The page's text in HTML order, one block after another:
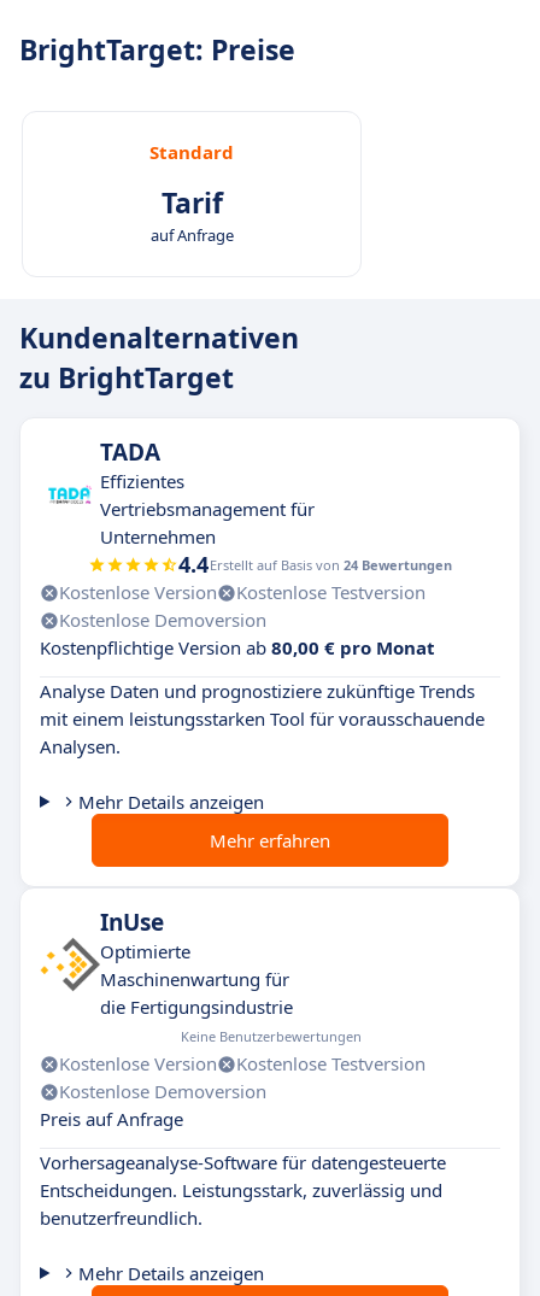
BrightTarget: Preise
Standard
Tarif
auf Anfrage
Kundenalternativen
zu BrightTarget
TADA
Effizientes
Vertriebsmanagement für
Unternehmen
4.4Erstellt auf Basis von 24 Bewertungen
Kostenlose Version
Kostenlose Testversion
Kostenlose Demoversion
Kostenpflichtige Version ab 80,00 € pro Monat
Analyse Daten und prognostiziere zukünftige Trends
mit einem leistungsstarken Tool für vorausschauende
Analysen.
Mehr Details anzeigen
Mehr erfahren
InUse
Optimierte
Maschinenwartung für
die Fertigungsindustrie
Keine Benutzerbewertungen
Kostenlose Version
Kostenlose Testversion
Kostenlose Demoversion
Preis auf Anfrage
Vorhersageanalyse-Software für datengesteuerte
Entscheidungen. Leistungsstark, zuverlässig und
benutzerfreundlich.
Mehr Details anzeigen